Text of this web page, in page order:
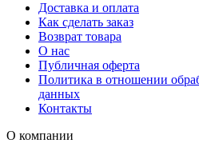
Доставка и оплата
Как сделать заказ
Возврат товара
О нас
Публичная оферта
Политика в отношении
данных
Контакты
О компании